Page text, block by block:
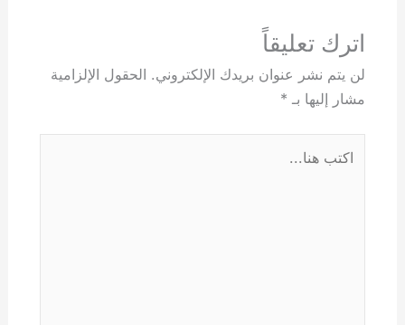
اترك تعليقاً
لن يتم نشر عنوان بريدك الإلكتروني. الحقول الإلزامية
مشار إليها بـ *
هنا...